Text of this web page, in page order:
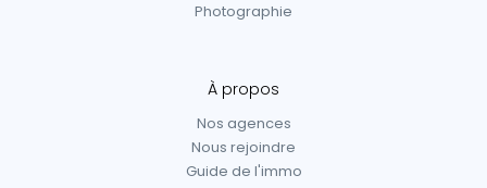
Photographie
À propos
Nos agences
Nous rejoindre
Guide de l'immo